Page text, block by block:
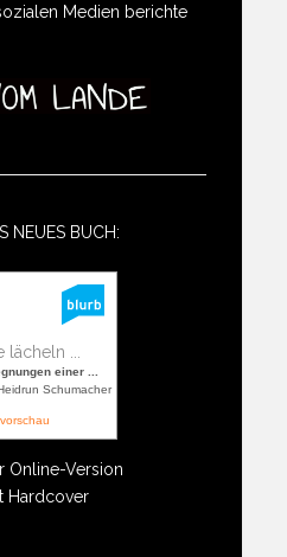
Medien berichte
NEUES BUCH:
lächeln ...
einer ...
Schumacher
Online-Version
Hardcover